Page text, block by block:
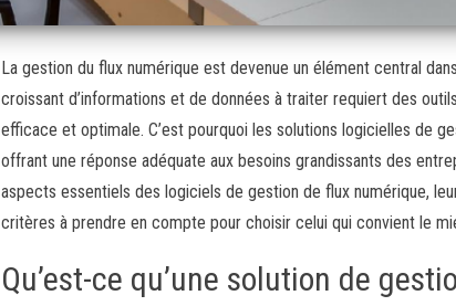
La gestion du flux numérique est devenue un élément central
croissant d’informations et de données à traiter requiert des
efficace et optimale. C’est pourquoi les solutions logicielles de
offrant une réponse adéquate aux besoins grandissants des
aspects essentiels des logiciels de gestion de flux numérique,
critères à prendre en compte pour choisir celui qui convient le
Qu’est-ce qu’une solution de